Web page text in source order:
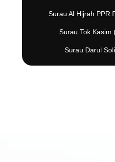
Surau Al Hijrah PPR
Surau Tok Kasim
Surau Darul